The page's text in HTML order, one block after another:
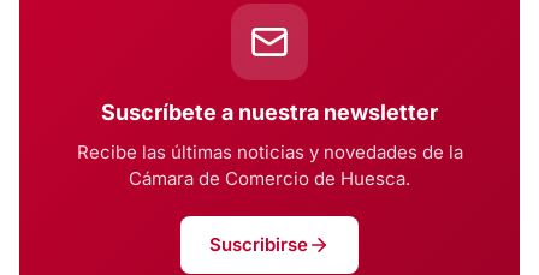
Suscríbete a nuestra newsletter
Recibe las últimas noticias y novedades de la
Cámara de Comercio de Huesca.
Suscribirse